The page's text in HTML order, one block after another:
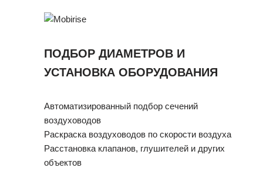
ПОДБОР ДИАМЕТРОВ И
УСТАНОВКА ОБОРУДОВАНИЯ
Автоматизированный подбор сечений
воздуховодов
Раскраска воздуховодов по скорости воздуха
Расстановка клапанов, глушителей и других
объектов